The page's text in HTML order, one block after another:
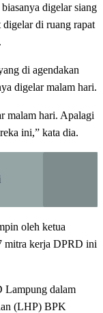
digelar siang
di ruang rapat
di agendakan
digelar malam hari.
malam hari. Apalagi
ini,” kata dia.
oleh ketua
mitra kerja DPRD ini
Lampung dalam
(LHP) BPK